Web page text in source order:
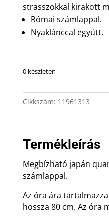
strasszokkal kirakott
Római számlappal.
Nyaklánccal együtt.
0 készleten
Cikkszám: 11961313
Termékleírás
Megbízható japán
számlappal.
Az óra ára
hossza 80 cm. Az óra